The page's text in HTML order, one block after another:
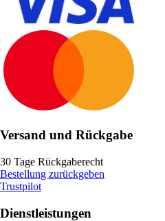
Versand und Rückgabe
30 Tage Rückgaberecht
Bestellung zurückgeben
Trustpilot
Dienstleistungen